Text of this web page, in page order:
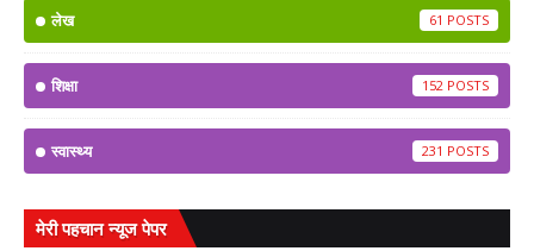
लेख 61
शिक्षा 152
स्वास्थ्य 231
मेरी पहचान न्यूज पेपर